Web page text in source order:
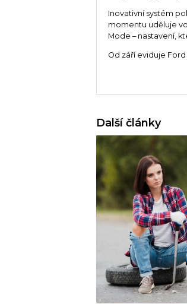
Inovativní systém
momentu uděluje
Mode – nastavení,
Od září eviduje Ford
Další články